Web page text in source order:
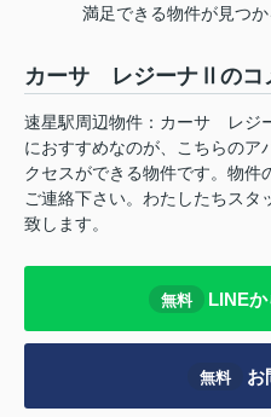
満足できる物件が見つか
カーサ レジーナⅡのコ
速星駅周辺物件：カーサ レジ
におすすめなのが、こちらのア
クセスができる物件です。物件
ご連絡下さい。わたしたちスタ
致します。
無料 LINE
無料 お